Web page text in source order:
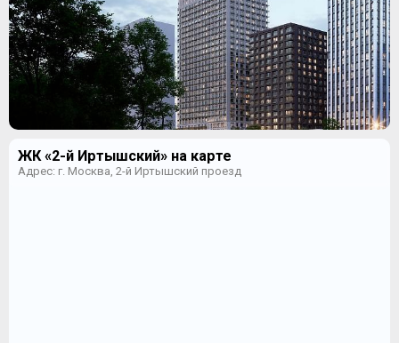
ЖК «2-й Иртышский» на карте
Адрес: г. Москва, 2-й Иртышский проезд